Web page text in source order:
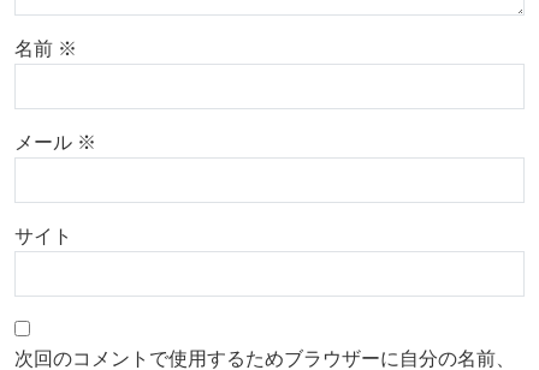
名前 ※
メール ※
サイト
次回のコメントで使用するためブラウザーに自分の名前、